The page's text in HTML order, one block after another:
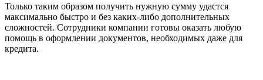
Только таким образом получить нужную сумму удастся
максимально быстро и без каких-либо дополнительных
сложностей. Сотрудники компании готовы оказать любую
помощь в оформлении документов, необходимых даже для
кредита.